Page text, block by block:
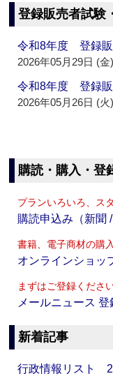
登録販売者試験
令和8年度 登録
2026年05月29日 (金)
令和8年度 登録
2026年05月26日 (火)
購読・購入・登
プランいろいろ、ス
購読申込み（新聞 /
書籍、電子商材の購
オンラインショッ
まずはご登録くださ
メールニュース 登
新着記事
行政情報リスト